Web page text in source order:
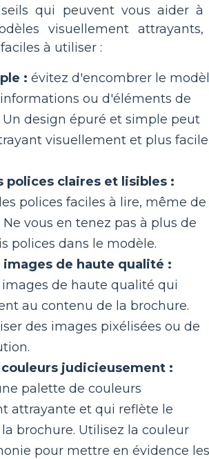
qui peuvent vous aider à
visuellement attrayants,
à utiliser :
: évitez d'encombrer le
ou d'éléments de
design épuré et simple peut
visuellement et plus facile
polices claires et lisibles :
polices faciles à lire, même de
vous en tenez pas à plus de
polices dans le modèle.
images de haute qualité :
de haute qualité qui
au contenu de la brochure.
des images pixélisées ou de
judicieusement :
palette de couleurs
attrayante et qui reflète le
brochure. Utilisez la couleur
pour mettre en évidence les